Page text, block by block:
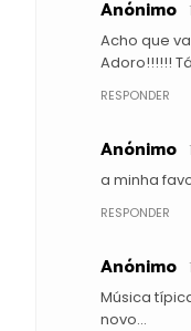
Anónimo
Acho que
Adoro!!!!!!
RESPONDER
Anónimo
a minha
RESPONDER
Anónimo
Música
novo...